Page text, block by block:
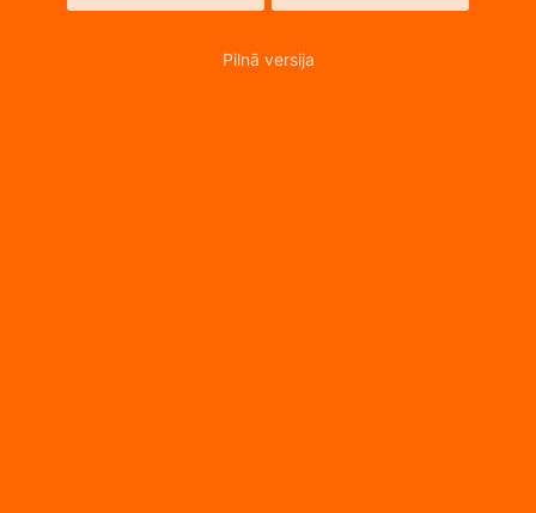
Pilnā versija